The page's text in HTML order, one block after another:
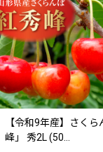
【令和9年産】
錦」 秀L (500…